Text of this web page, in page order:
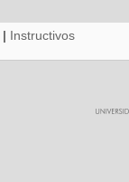
| Instructivos